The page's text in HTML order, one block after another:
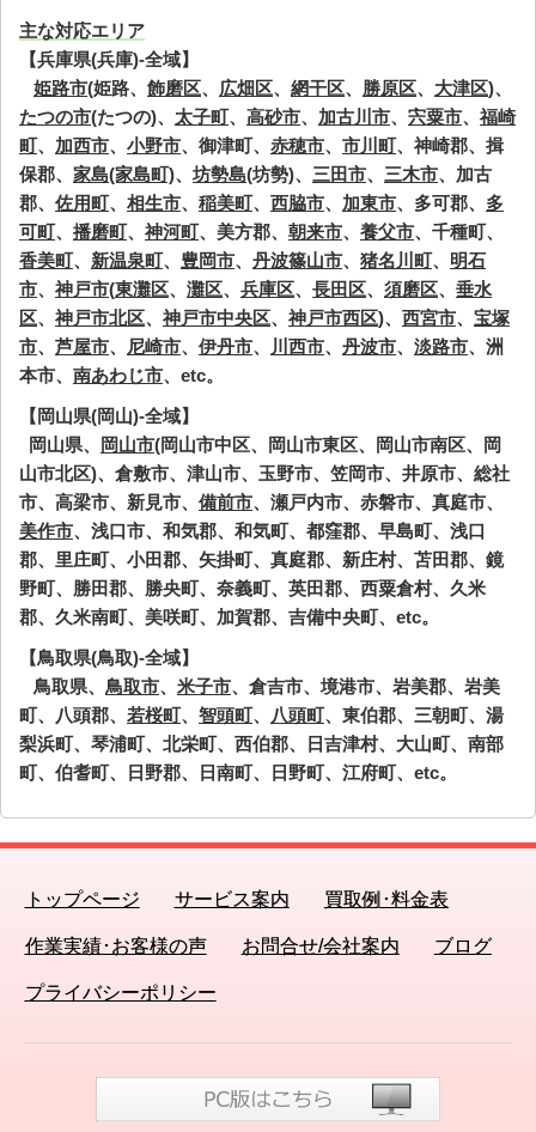
主な対応エリア
【兵庫県(兵庫)-全域】
姫路市(姫路、 飾磨区、 広畑区、 網干区、 勝原区、 大津区)、
たつの市(たつの)、 太子町、 高砂市、 加古川市、 宍粟市、 福崎
町、 加西市、 小野市、御津町、 赤穂市、 市川町、神崎郡、揖
保郡、 家島(家島町)、坊勢島(坊勢)、 三田市、 三木市、加古
郡、 佐用町、 相生市、 稲美町、 西脇市、 加東市、多可郡、 多
可町、 播磨町、 神河町、美方郡、 朝来市、 養父市、千種町、
香美町、 新温泉町、 豊岡市、 丹波篠山市、 猪名川町、 明石
市、 神戸市(東灘区、 灘区、 兵庫区、 長田区、 須磨区、 垂水
区、 神戸市北区、 神戸市中央区、 神戸市西区)、 西宮市、 宝塚
市、 芦屋市、 尼崎市、 伊丹市、 川西市、 丹波市、 淡路市、洲
本市、 南あわじ市、etc。
【岡山県(岡山)-全域】
岡山県、
岡山市(岡山市中区、岡山市東区、岡山市南区、岡
山市北区)、倉敷市、津山市、玉野市、笠岡市、井原市、総社
市、高梁市、新見市、 備前市、瀬戸内市、赤磐市、真庭市、
美作市、浅口市、和気郡、和気町、都窪郡、早島町、浅口
郡、里庄町、小田郡、矢掛町、真庭郡、新庄村、苫田郡、鏡
野町、勝田郡、勝央町、奈義町、英田郡、西粟倉村、久米
郡、久米南町、美咲町、加賀郡、吉備中央町、etc。
【鳥取県(鳥取)-全域】
鳥取県、 鳥取市、 米子市、倉吉市、境港市、岩美郡、岩美
町、八頭郡、 若桜町、 智頭町、 八頭町、東伯郡、三朝町、湯
梨浜町、琴浦町、北栄町、西伯郡、日吉津村、大山町、南部
町、伯耆町、日野郡、日南町、日野町、江府町、etc。
トップページ サービス案内 買取例･料金表
作業実績･お客様の声 お問合せ/会社案内 ブログ
プライバシーポリシー